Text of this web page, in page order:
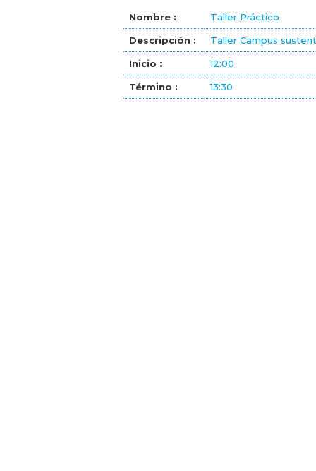
Nombre : Taller Práctico
Descripción : Taller Campus
Inicio : 12:00
Término : 13:30